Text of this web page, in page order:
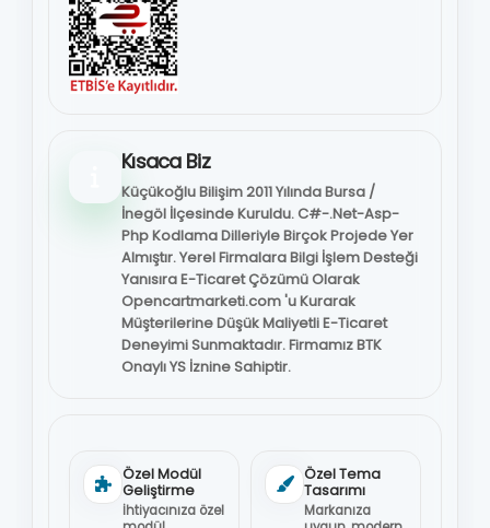
Özel Modül
Geliştirme
İhtiyacınıza özel
Özel Tema
Tasarımı
Markanıza
Kısaca Biz
Küçükoğlu Bilişim 2011 Yılında Bursa /
İnegöl İlçesinde Kuruldu. C#-.Net-Asp-
Php Kodlama Dilleriyle Birçok Projede Yer
Almıştır. Yerel Firmalara Bilgi İşlem Desteği
Yanısıra E-Ticaret Çözümü Olarak
Opencartmarketi.com 'u Kurarak
Müşterilerine Düşük Maliyetli E-Ticaret
Deneyimi Sunmaktadır. Firmamız BTK
Onaylı YS İznine Sahiptir.